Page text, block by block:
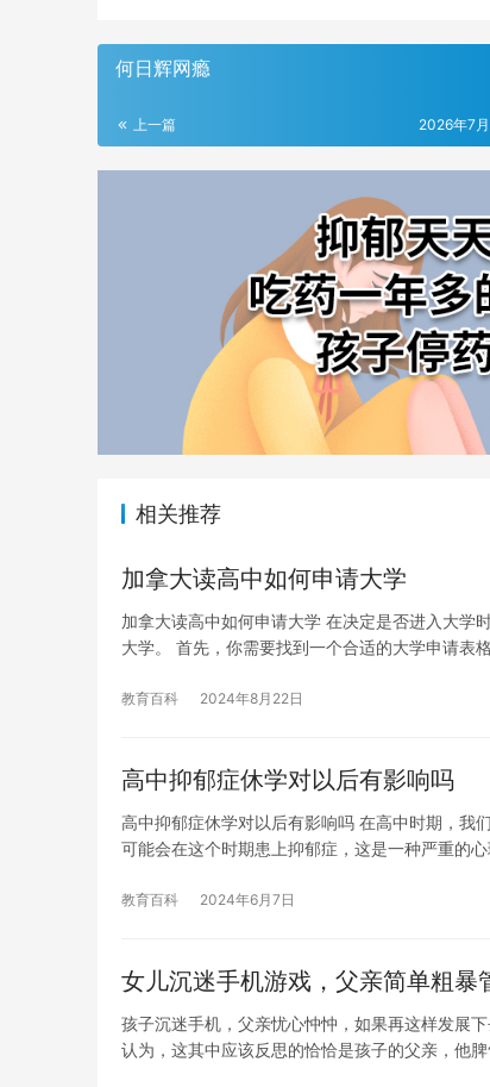
何日辉网瘾
上一篇 2026年7
相关推荐
加拿大读高中如何申请大学
加拿大读高中如何申请大学 在决定是否进入大学
大学。 首先，你需要找到一个合适的大学申请表
教育百科 2024年8月22日
高中抑郁症休学对以后有影响吗
高中抑郁症休学对以后有影响吗 在高中时期，我
可能会在这个时期患上抑郁症，这是一种严重的
教育百科 2024年6月7日
女儿沉迷手机游戏，父亲简单粗
孩子沉迷手机，父亲忧心忡忡，如果再这样发展
认为，这其中应该反思的恰恰是孩子的父亲，他